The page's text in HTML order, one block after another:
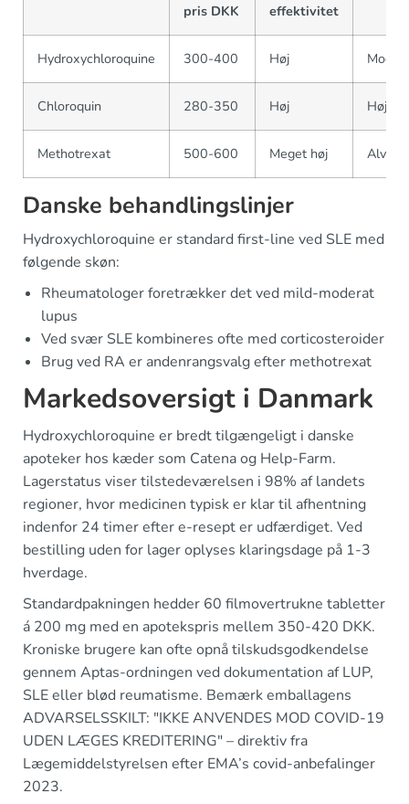
pris DKK
effektivitet
Hydroxychloroquine 300-400 Høj
Chloroquin 280-350 Høj Høj
Methotrexat 500-600 Meget høj
Danske behandlingslinjer
Hydroxychloroquine er standard first-line ved SLE med
følgende skøn:
Rheumatologer foretrækker det ved mild-moderat
lupus
Ved svær SLE kombineres ofte med corticosteroider
Brug ved RA er andenrangsvalg efter methotrexat
Markedsoversigt i Danmark
Hydroxychloroquine er bredt tilgængeligt i danske
apoteker hos kæder som Catena og Help-Farm.
Lagerstatus viser tilstedeværelsen i 98% af landets
regioner, hvor medicinen typisk er klar til afhentning
indenfor 24 timer efter e-resept er udfærdiget. Ved
bestilling uden for lager oplyses klaringsdage på 1-3
hverdage.
Standardpakningen hedder 60 filmovertrukne tabletter
á 200 mg med en apotekspris mellem 350-420 DKK.
Kroniske brugere kan ofte opnå tilskudsgodkendelse
gennem Aptas-ordningen ved dokumentation af LUP,
SLE eller blød reumatisme. Bemærk emballagens
ADVARSELSSKILT: "IKKE ANVENDES MOD COVID-19
UDEN LÆGES KREDITERING" – direktiv fra
Lægemiddelstyrelsen efter EMA’s covid-anbefalinger
2023.